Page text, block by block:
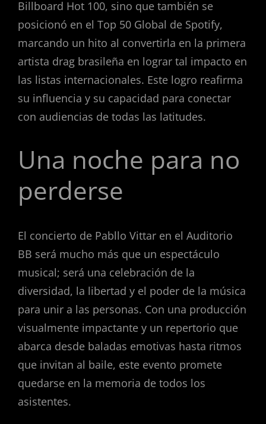
Billboard Hot 100, sino que también se
posicionó en el Top 50 Global de Spotify,
marcando un hito al convertirla en la primera
artista drag brasileña en lograr tal impacto en
las listas internacionales. Este logro reafirma
su influencia y su capacidad para conectar
con audiencias de todas las latitudes.
Una noche para no
perderse
El concierto de Pabllo Vittar en el Auditorio
BB será mucho más que un espectáculo
musical; será una celebración de la
diversidad, la libertad y el poder de la música
para unir a las personas. Con una producción
visualmente impactante y un repertorio que
abarca desde baladas emotivas hasta ritmos
que invitan al baile, este evento promete
quedarse en la memoria de todos los
asistentes.